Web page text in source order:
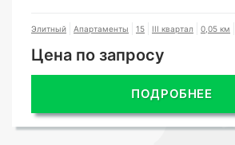
Элитный Апартаменты 15 III квартал 0,05 км
Цена по запросу
ПОДРОБНЕЕ